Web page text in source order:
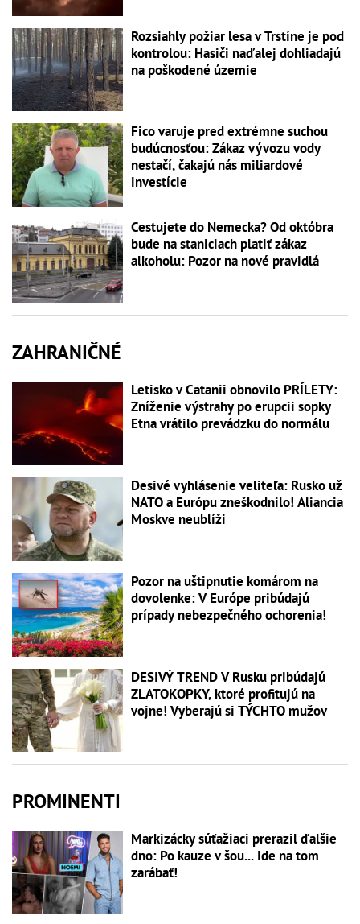
Rozsiahly požiar lesa v Trstíne je pod
kontrolou: Hasiči naďalej dohliadajú
na poškodené územie
Fico varuje pred extrémne suchou
budúcnosťou: Zákaz vývozu vody
nestačí, čakajú nás miliardové
investície
Cestujete do Nemecka? Od októbra
bude na staniciach platiť zákaz
alkoholu: Pozor na nové pravidlá
ZAHRANIČNÉ
Letisko v Catanii obnovilo PRÍLETY:
Zníženie výstrahy po erupcii sopky
Etna vrátilo prevádzku do normálu
Desivé vyhlásenie veliteľa: Rusko už
NATO a Európu zneškodnilo! Aliancia
Moskve neublíži
Pozor na uštipnutie komárom na
dovolenke: V Európe pribúdajú
prípady nebezpečného ochorenia!
DESIVÝ TREND V Rusku pribúdajú
ZLATOKOPKY, ktoré profitujú na
vojne! Vyberajú si TÝCHTO mužov
PROMINENTI
Markizácky súťažiaci prerazil ďalšie
dno: Po kauze v šou... Ide na tom
zarábať!